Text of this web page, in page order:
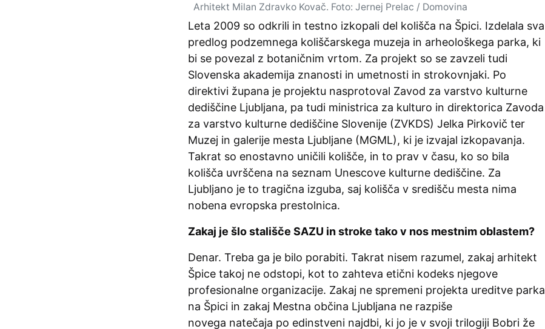
Arhitekt Milan Zdravko Kovač. Foto: Jernej Prelac / Domovina
Leta 2009 so odkrili in testno izkopali del kolišča na Špici. Izdelala sva
predlog podzemnega koliščarskega muzeja in arheološkega parka, ki
bi se povezal z botaničnim vrtom. Za projekt so se zavzeli tudi
Slovenska akademija znanosti in umetnosti in strokovnjaki. Po
direktivi župana je projektu nasprotoval Zavod za varstvo kulturne
dediščine Ljubljana, pa tudi ministrica za kulturo in direktorica Zavoda
za varstvo kulturne dediščine Slovenije (ZVKDS) Jelka Pirkovič ter
Muzej in galerije mesta Ljubljane (MGML), ki je izvajal izkopavanja.
Takrat so enostavno uničili kolišče, in to prav v času, ko so bila
kolišča uvrščena na seznam Unescove kulturne dediščine. Za
Ljubljano je to tragična izguba, saj kolišča v središču mesta nima
nobena evropska prestolnica.
Zakaj je šlo stališče SAZU in stroke tako v nos mestnim oblastem?
Denar. Treba ga je bilo porabiti. Takrat nisem razumel, zakaj arhitekt
Špice takoj ne odstopi, kot to zahteva etični kodeks njegove
profesionalne organizacije. Zakaj ne spremeni projekta ureditve parka
na Špici in zakaj Mestna občina Ljubljana ne razpiše
novega natečaja po edinstveni najdbi, ki jo je v svoji trilogiji Bobri že